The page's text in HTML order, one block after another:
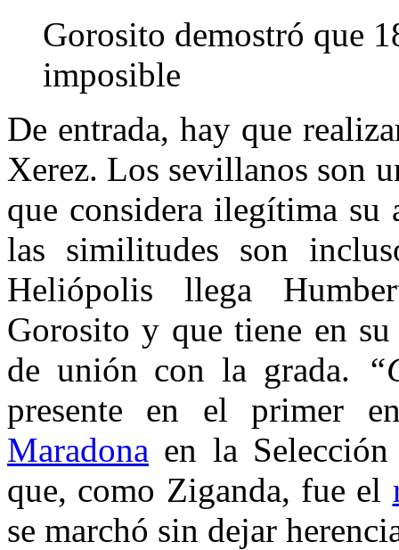
Gorosito demostró que
imposible
De entrada, hay que
Xerez. Los sevillanos son
que considera ilegítima
las similitudes son
Heliópolis llega
Gorosito y que tiene en
de unión con la grada.
presente en el primer
Maradona en la
que, como Ziganda, fue el
se marchó sin dejar